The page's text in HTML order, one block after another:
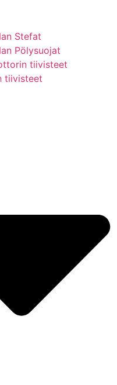
Stefat
Pölysuojat
tiivisteet
tiivisteet